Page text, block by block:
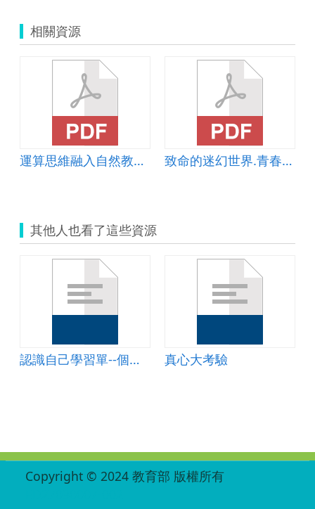
相關資源
運算思維融入自然教材-水溶液的導電度 致命的迷幻世界.青春不成癮
其他人也看了這些資源
認識自己學習單--個性篇 真心大考驗
Copyright © 2024 教育部 版權所有